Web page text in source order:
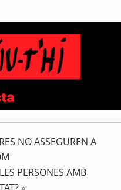
NO ASSEGUREN A
PERSONES AMB